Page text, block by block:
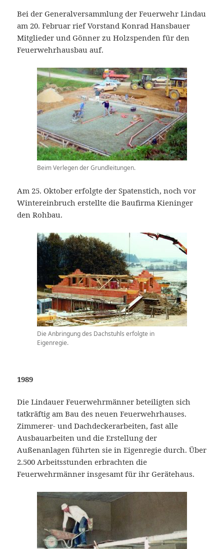
Bei der Generalversammlung der Feuerwehr Lindau
am 20. Februar rief Vorstand Konrad Hansbauer
Mitglieder und Gönner zu Holzspenden für den
Feuerwehrhausbau auf.
Beim Verlegen der Grundleitungen.
Am 25. Oktober erfolgte der Spatenstich, noch vor
Wintereinbruch erstellte die Baufirma Kieninger
den Rohbau.
Die Anbringung des Dachstuhls erfolgte in
Eigenregie.
1989
Die Lindauer Feuerwehrmänner beteiligten sich
tatkräftig am Bau des neuen Feuerwehrhauses.
Zimmerer- und Dachdeckerarbeiten, fast alle
Ausbauarbeiten und die Erstellung der
Außenanlagen führten sie in Eigenregie durch. Über
2.500 Arbeitsstunden erbrachten die
Feuerwehrmänner insgesamt für ihr Gerätehaus.